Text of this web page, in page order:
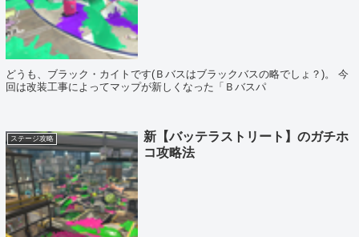
どうも、ブラック・カイトです(Ｂバスはブラックバスの略でしょ？)。 今
回は改装工事によってマップが新しくなった「Ｂバスパ
ステージ攻略
新【バッテラストリート】のガチホ
コ攻略法